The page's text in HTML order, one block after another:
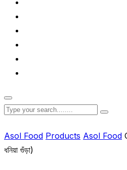
Asol Food Products Asol Food
ধনিয়া গুঁড়া)